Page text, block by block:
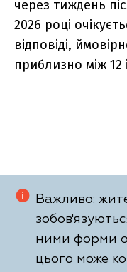
через тиждень
2026 році
відповіді,
приблизно між 12
Важливо:
ними форми
цього може